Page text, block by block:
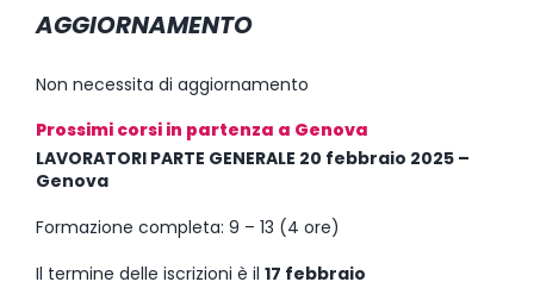
AGGIORNAMENTO
Non necessita di aggiornamento
Prossimi corsi in partenza a Genova
LAVORATORI PARTE GENERALE 20 febbraio 2025 –
Genova
Formazione completa: 9 – 13 (4 ore)
Il termine delle iscrizioni è il 17 febbraio